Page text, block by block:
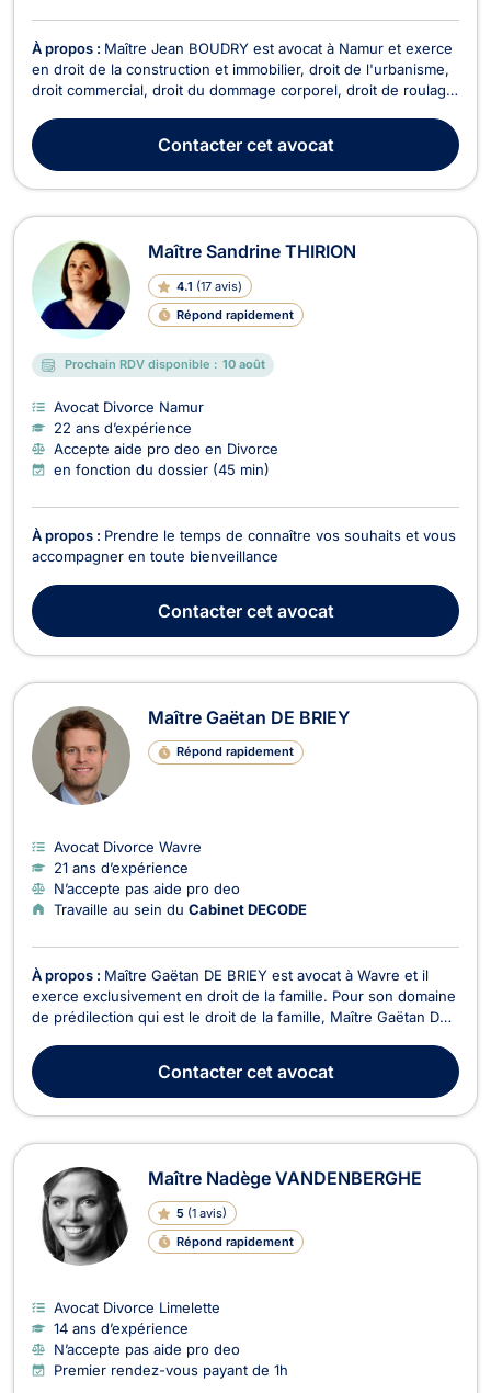
À propos : Maître Jean BOUDRY est avocat à Namur et exerce
en droit de la construction et immobilier, droit de l'urbanisme,
droit commercial, droit du dommage corporel, droit de roulage
droit de la construction pour retards de livraison, malfaçons ou
sinistres sur chantier. De p...
Contactercet avocat
Maître Sandrine THIRION
4.1 (17 avis)
Répond rapidement
Prochain RDV disponible : 10 août
Avocat Divorce Namur
22 ans d’expérience
Accepte aide pro deo en Divorce
en fonction du dossier (45 min)
À propos : Prendre le temps de connaître vos souhaits et vous
accompagner en toute bienveillance
Contactercet avocat
Maître Gaëtan DE BRIEY
Répond rapidement
Avocat Divorce Wavre
21 ans d’expérience
N’accepte pas aide pro deo
Travaille au sein du Cabinet DECODE
À propos : Maître Gaëtan DE BRIEY est avocat à Wavre et il
exerce exclusivement en droit de la famille. Pour son domaine
de prédilection qui est le droit de la famille, Maître Gaëtan DE
séparation, au divorce et leurs conséquences sur la vie de la
famille. Il propose des con...
Contactercet avocat
Maître Nadège VANDENBERGHE
5 (1 avis)
Répond rapidement
Avocat Divorce Limelette
14 ans d’expérience
N’accepte pas aide pro deo
Premier rendez-vous payant de 1h